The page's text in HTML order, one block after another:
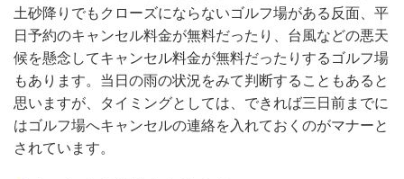
土砂降りでもクローズにならないゴルフ場がある反面、平
日予約のキャンセル料金が無料だったり、台風などの悪天
候を懸念してキャンセル料金が無料だったりするゴルフ場
もあります。当日の雨の状況をみて判断することもあると
思いますが、タイミングとしては、できれば三日前までに
はゴルフ場へキャンセルの連絡を入れておくのがマナーと
されています。